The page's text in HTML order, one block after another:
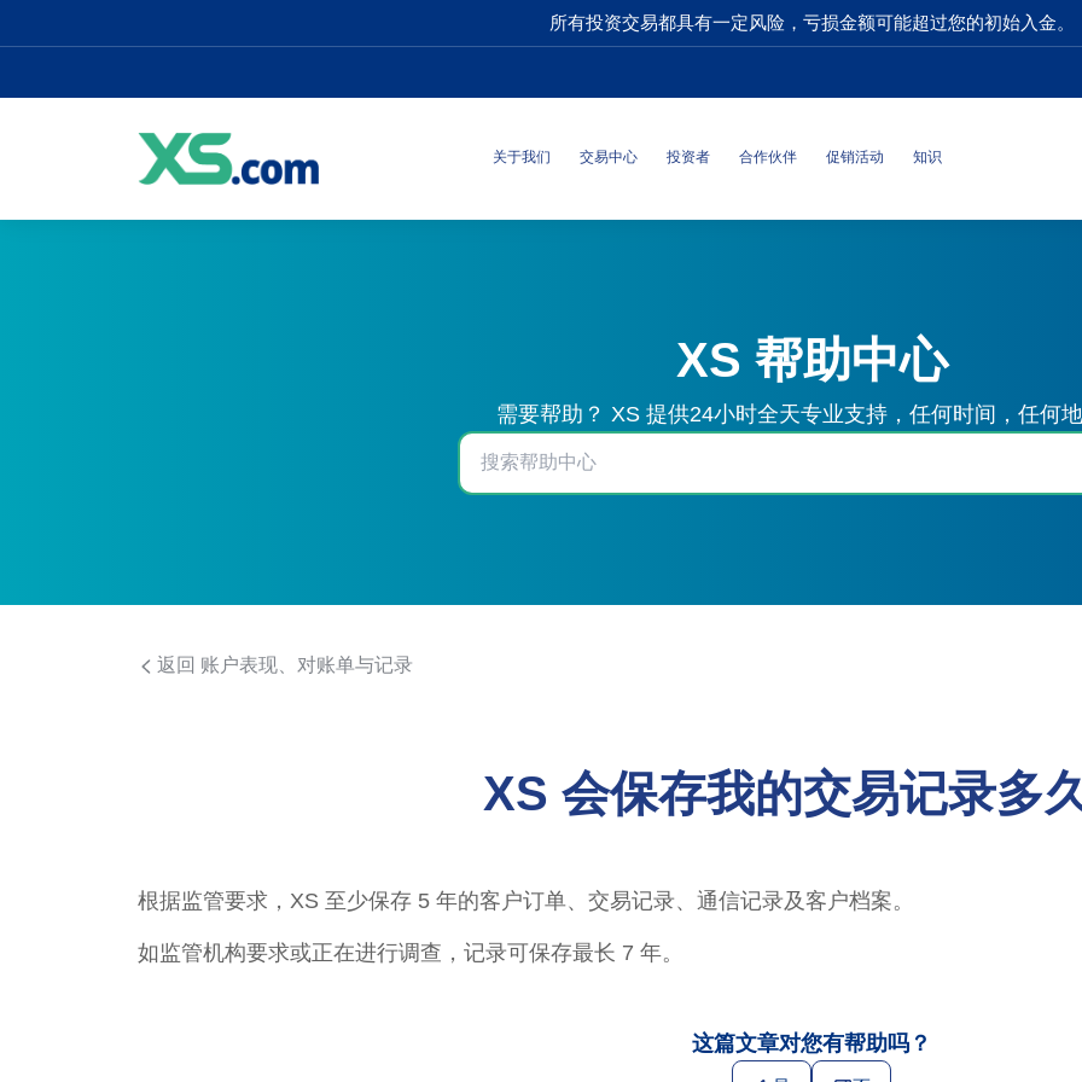
所有投资交易都具有一定风险，亏损金额可能超过您的初始入金。
关于我们 交易中心 投资者 合作伙伴 促销活动 知识
XS 帮助中心
需要帮助？ XS 提供24小时全天专业支持，任何时间，任何
返回 账户表现、对账单与记录
XS 会保存我的交易记录多
根据监管要求，XS 至少保存 5 年的客户订单、交易记录、通信记录及客户档案。
如监管机构要求或正在进行调查，记录可保存最长 7 年。
这篇文章对您有帮助吗？